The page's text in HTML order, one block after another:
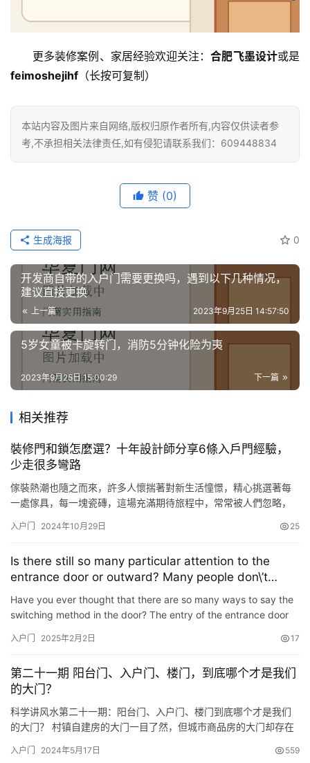
系
更多装修案例、家居经验欢迎关注：合肥飞墨设计或是
feimoshejihf （长按可复制）
本站内容及图片来自网络,版权归原作者所有,内容仅供读者参
考,不承担相关法律责任,如有侵犯请联系我们：609448834
赞 (0)
0
生成海报
开发商自带的入户门需要更换吗，遇到以下几种情况，
建议直接更换
上一篇 2023年9月25日 14:57:50
5岁女童被卡旋转门，消防5分钟化险为夷
下一篇
2023年9月25日 15:00:29
相关推荐
裝修門和鎖怎麼選？十年設計師分享6條入戶門經驗，
少走很多彎路
傢裝熱潮也隨之而來，許多人懷揣著對新生活憧憬，精心挑選著每
一處傢具，每一塊瓷磚，這場充滿期待旅程中，常常被人們忽略，
界分界線，它意義遠不止於遮風擋雨，一扇堅固耐用入戶門，如同
安全系數直接關系到傢庭財產和人身安全 選擇入戶門時，要解國傢
標準對…
入户门 2024年10月29日 25
Is there still so many particular attention to the
entrance door or outward? Many people don\’t
know!
Have you ever thought that there are so many ways to say the
switching method in the door? The entry of the entrance door
入户门 2025年2月2日 17
第二十一期 阳台门、入户门、楼门，到底哪个才是我们
的大门？
科学讲风水第二十一期：阳台门、入户门、楼门到底哪个才是我们
的大门？ 村镇自建房的大门一目了然，但城市商品房的大门却存在
人说楼门才是大门，众说不一，各有道理。 很多楼盘的楼门与阳台
入户门 2024年5月17日 559